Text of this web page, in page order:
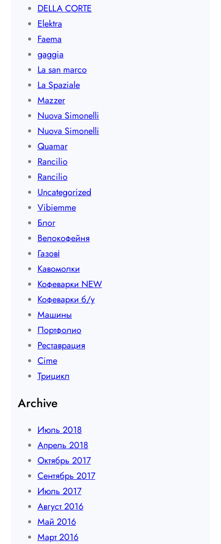
DELLA CORTE
Elektra
Faema
gaggia
La san marco
La Spaziale
Mazzer
Nuova Simonelli
Nuova Simonelli
Quamar
Rancilio
Rancilio
Uncategorized
Vibiemme
Блог
Велокофейня
Газові
Кавомолки
Кофеварки NEW
Кофеварки б/у
Машины
Портфолио
Реставрация
Сime
Трицикл
Archive
Июль 2018
Апрель 2018
Октябрь 2017
Сентябрь 2017
Июль 2017
Август 2016
Май 2016
Март 2016